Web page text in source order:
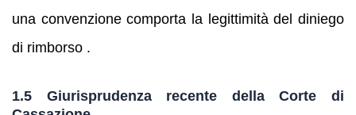
una convenzione comporta la legittimità del diniego
di rimborso .
1.5 Giurisprudenza recente della Corte di